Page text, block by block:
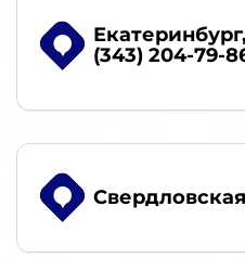
Екатеринбург
(343) 204-79-